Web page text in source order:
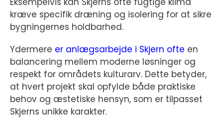
kræve specifik dræning og isolering for at sikre
bygningernes holdbarhed.
Ydermere er anlægsarbejde i Skjern ofte en
balancering mellem moderne løsninger og
respekt for områdets kulturarv. Dette betyder,
at hvert projekt skal opfylde både praktiske
behov og æstetiske hensyn, som er tilpasset
Skjerns unikke karakter.